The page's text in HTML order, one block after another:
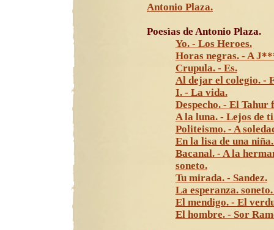
Antonio Plaza.
Poesìas de Antonio Plaza.
Yo. - Los Heroes.
Horas negras. - A
Crupula. - Es.
Al dejar el colegio. -
I. - La vida.
Despecho. - El Tahur
A la luna. - Lejos de
Politeismo. - A
En la lisa de una
Bacanal. - A la
soneto.
Tu mirada. - Sandez.
La esperanza.
El mendigo. - El
El hombre. - Sor